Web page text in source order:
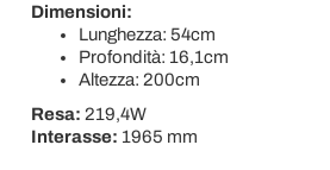
Dimensioni:
Lunghezza: 54cm
Profondità: 16,1cm
Altezza: 200cm
Resa: 219,4W
Interasse: 1965 mm